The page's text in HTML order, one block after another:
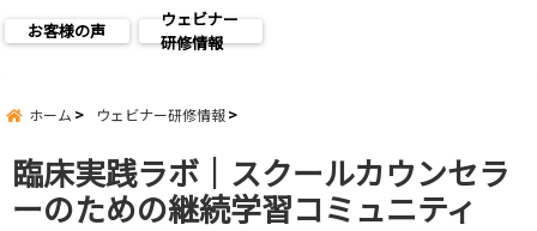
お客様の声
ウェビナー
研修情報
ホーム ウェビナー研修情報
臨床実践ラボ｜スクールカウンセラ
ーのための継続学習コミュニティ